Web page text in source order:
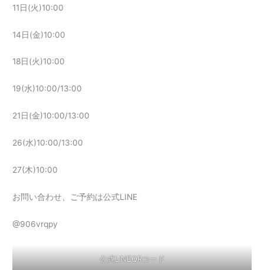
11日(火)10:00
14日(金)10:00
18日(火)10:00
19(水)10:00/13:00
21日(金)10:00/13:00
26(水)10:00/13:00
27(木)10:00
お問い合わせ、ご予約は公式LINE
@906vrqpy
公式LINEQRコード